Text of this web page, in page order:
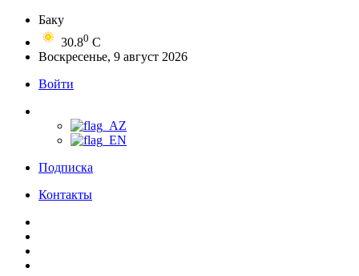
Баку
30.80 C
Воскресенье, 9 август 2026
Войти
Подписка
Контакты